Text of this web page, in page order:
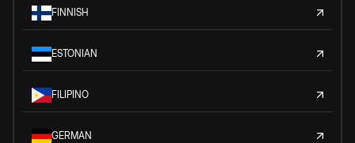
FINNISH
ESTONIAN
FILIPINO
GERMAN